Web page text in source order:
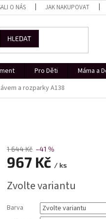
O NÁS JAK NAKUPOVAT
HLEDAT
Pro Děti Máma a
a rozparky A138
1 644 Kč –41 %
967 Kč / ks
cena:
Zvolte variantu
Barva